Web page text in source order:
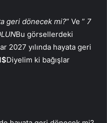
geri dönecek mi?” Ve ” 7
Bu görsellerdeki
2027 yılında hayata geri
Diyelim ki bağışlar